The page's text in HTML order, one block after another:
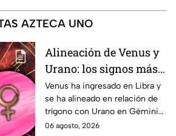
AZTECA UNO
Alineación de Venus y
Urano: los signos más
favorecidos por este
evento astrológico del 6
al 13 de agosto
Venus ha ingresado en Libra y
se ha alineado en relación de
trígono con Urano en Géminis.
Estos son los signos del
06 agosto, 2026